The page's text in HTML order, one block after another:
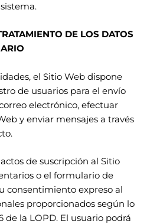
DE LOS DATOS
el Sitio Web dispone
de usuarios para el envío
electrónico, efectuar
y enviar mensajes a través
de suscripción al Sitio
o el formulario de
consentimiento expreso al
proporcionados según lo
de la LOPD. El usuario podrá